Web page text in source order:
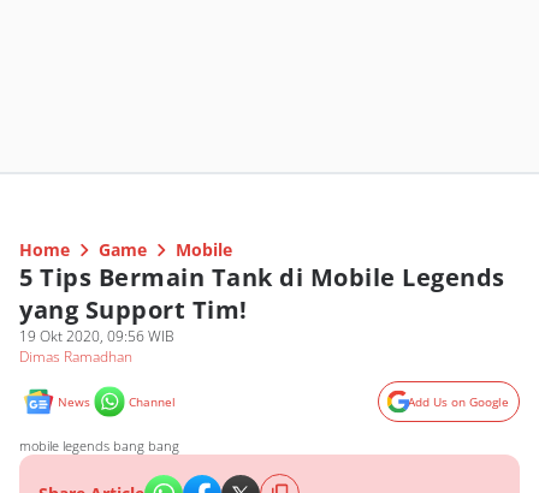
Home Game Mobile
5 Tips Bermain Tank di Mobile Legends
yang Support Tim!
19 Okt 2020, 09:56 WIB
Dimas Ramadhan
News Channel Add Us on Google
mobile legends bang bang